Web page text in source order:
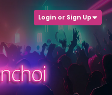
Login or Sign Up